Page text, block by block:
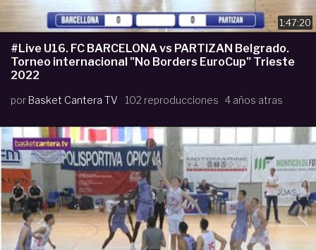
1:47:20
#Live U16. FC BARCELONA vs PARTIZAN Belgrado.
Torneo internacional "No Borders EuroCup" Trieste
2022
por Basket Cantera TV 102 reproducciones 4 años atras